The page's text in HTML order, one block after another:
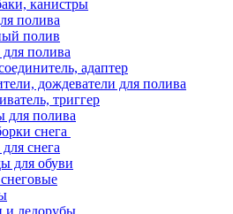
канистры
полива
полив
полива
адаптер
дождеватели для полива
триггер
для полива
снега
снега
для обуви
и ледорубы